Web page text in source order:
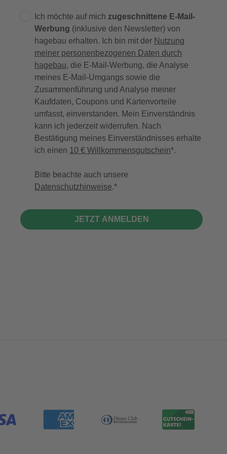
Ich möchte auf mich zugeschnittene E-Mail-
Werbung (inklusive den Newsletter) von
hagebau erhalten. Ich bin mit der Nutzung
meiner personenbezogenen Daten durch
hagebau, die E-Mail-Werbung, die Analyse
meines E-Mail-Umgangs sowie die
Zusammenführung und Analyse meiner
Kaufdaten, Coupons und Kartenvorteile
umfasst, einverstanden. Mein Einverständnis
kann ich jederzeit widerrufen. Nach
Bestätigung meines Einverständnisses erhalte
ich einen 10 € Willkommensgutschein*.
Bitte beachte auch unsere
Datenschutzhinweise.
JETZT ANMELDEN